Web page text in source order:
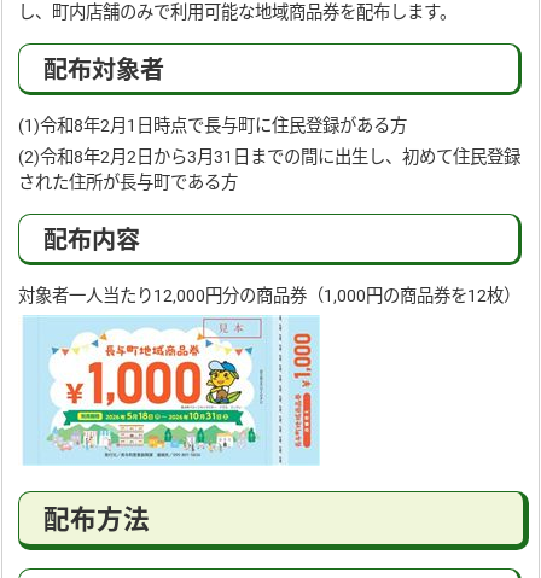
し、町内店舗のみで利用可能な地域商品券を配布します。
配布対象者
(1)令和8年2月1日時点で長与町に住民登録がある方
(2)令和8年2月2日から3月31日までの間に出生し、初めて住民登録
された住所が長与町である方
配布内容
対象者一人当たり12,000円分の商品券（1,000円の商品券を12枚）
配布方法